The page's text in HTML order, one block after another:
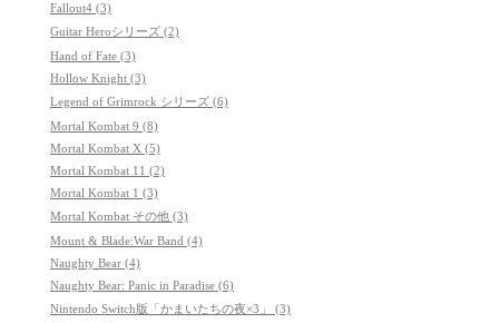
Fallout4 (3)
Guitar Heroシリーズ (2)
Hand of Fate (3)
Hollow Knight (3)
Legend of Grimrock シリーズ (6)
Mortal Kombat 9 (8)
Mortal Kombat X (5)
Mortal Kombat 11 (2)
Mortal Kombat 1 (3)
Mortal Kombat その他 (3)
Mount & Blade:War Band (4)
Naughty Bear (4)
Naughty Bear: Panic in Paradise (6)
Nintendo Switch版「かまいたちの夜×3」 (3)